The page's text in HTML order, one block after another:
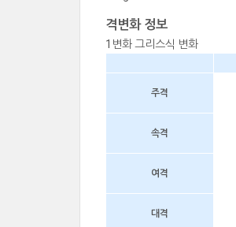
격변화 정보
1변화 그리스식 변화
주격
속격
여격
대격